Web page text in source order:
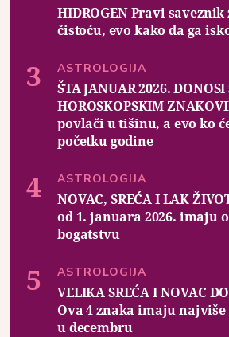
HIDROGEN Pravi
čistoću, evo kako da ga
ASTROLOGIJA
ŠTA JANUAR 2026.
HOROSKOPSKIM
povlači u tišinu, a evo ko
početku godine
ASTROLOGIJA
NOVAC, SREĆA I LAK
od 1. januara 2026. imaju
bogatstvu
ASTROLOGIJA
VELIKA SREĆA I NOVAC
Ova 4 znaka imaju najviše
u decembru